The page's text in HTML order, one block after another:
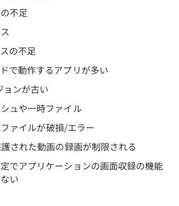
不足
の不足
で動作するアプリが多い
ョンが古い
ュや一時ファイル
ァイルが破損/エラー
された動画の録画が制限される
でアプリケーションの画面収録の機能
い